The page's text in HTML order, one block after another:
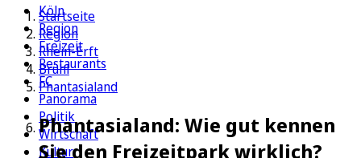
Köln
Region
Freizeit
Restaurants
FC
Panorama
Politik
Wirtschaft
Kultur
Startseite
Region
Rhein-Erft
Brühl
Phantasialand
Phantasialand: Wie gut kennen
Sie den Freizeitpark wirklich?